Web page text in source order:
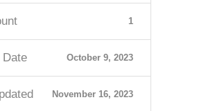
1
Date October 9, 2023
November 16, 2023